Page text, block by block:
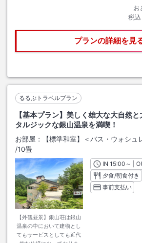
お
税込
プランの詳細を見
るるぶトラベルプラン
【基本プラン】美しく雄大な大自然
タルジックな銀山温泉を満喫！
お部屋：
【標準和室】＜バス・ウォシュ
/10畳
【外観昼景】銀山荘は銀山
温泉の中において建物とし
てもサービスとしても近代
INチェックイ
15:00 ～ |
夕食/朝食付き
事前支払い